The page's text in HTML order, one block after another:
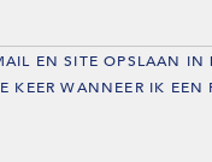
EN SITE OPSLAAN IN
KEER WANNEER IK EEN